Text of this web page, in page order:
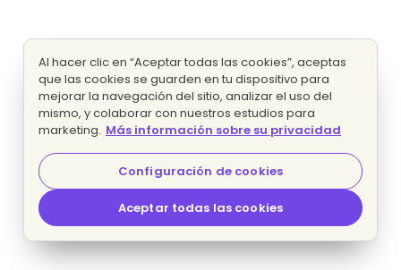
Al hacer clic en “Aceptar todas las cookies”, aceptas
que las cookies se guarden en tu dispositivo para
mejorar la navegación del sitio, analizar el uso del
mismo, y colaborar con nuestros estudios para
marketing. Más información sobre su privacidad
Configuración de cookies
Aceptar todas las cookies